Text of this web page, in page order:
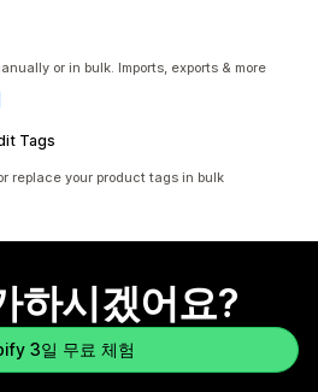
or in bulk. Imports, exports & more
Tags
replace your product tags in bulk
하시겠어요?
3일 무료 체험